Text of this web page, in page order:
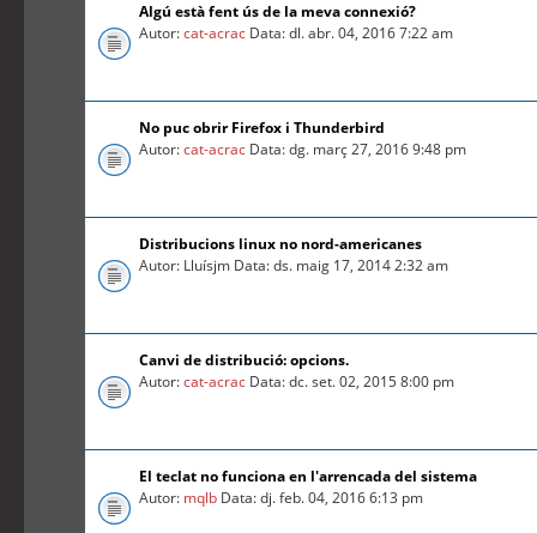
Algú està fent ús de la meva connexió?
Autor:cat-acrac Data: dl. abr. 04, 2016 7:22 am
No puc obrir Firefox i Thunderbird
Autor:cat-acrac Data: dg. març 27, 2016 9:48 pm
Distribucions linux no nord-americanes
Autor: Lluísjm Data: ds. maig 17, 2014 2:32 am
Canvi de distribució: opcions.
Autor:cat-acrac Data: dc. set. 02, 2015 8:00 pm
El teclat no funciona en l'arrencada del sistema
Autor: mqlb Data: dj. feb. 04, 2016 6:13 pm